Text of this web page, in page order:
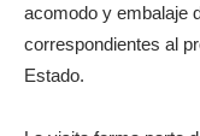
acomodo y embalaje
correspondientes al
Estado.